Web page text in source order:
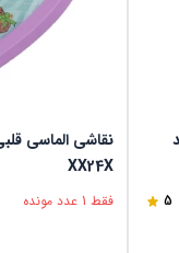
طرح 5 کد
5
XX24X
فقط 1 عدد مونده